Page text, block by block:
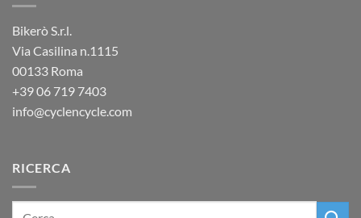
Bikerò S.r.l.
Via Casilina n.1115
00133 Roma
+3906 719 7403
info@cyclencycle.com
RICERCA